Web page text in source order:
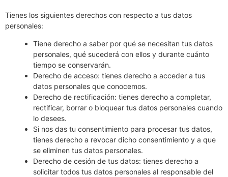
Tienes los siguientes derechos con respecto a tus datos
personales:
Tiene derecho a saber por qué se necesitan tus datos
personales, qué sucederá con ellos y durante cuánto
tiempo se conservarán.
Derecho de acceso: tienes derecho a acceder a tus
datos personales que conocemos.
Derecho de rectificación: tienes derecho a completar,
rectificar, borrar o bloquear tus datos personales cuando
lo desees.
Si nos das tu consentimiento para procesar tus datos,
tienes derecho a revocar dicho consentimiento y a que
se eliminen tus datos personales.
Derecho de cesión de tus datos: tienes derecho a
solicitar todos tus datos personales al responsable del